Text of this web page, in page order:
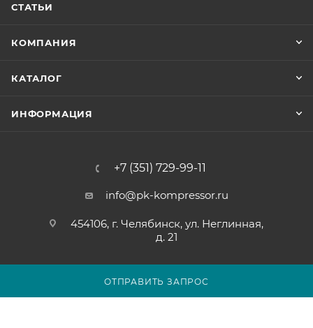
ОТПРАВИТЬ ЗАПРОС
СТАТЬИ
КОМПАНИЯ
КАТАЛОГ
ИНФОРМАЦИЯ
+7 (351) 729-99-11
info@pk-kompressor.ru
454106, г. Челябинск, ул. Неглинная,
д. 21